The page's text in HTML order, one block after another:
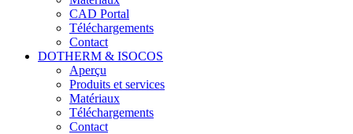
CAD Portal
Téléchargements
Contact
DOTHERM & ISOCOS
Aperçu
Produits et services
Matériaux
Téléchargements
Contact